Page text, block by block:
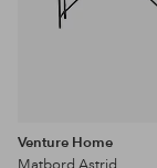
Venture Home
Matbord Astrid